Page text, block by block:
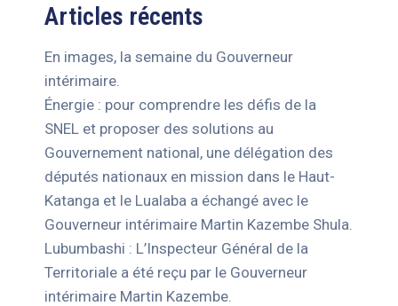
Articles récents
En images, la semaine du Gouverneur
intérimaire.
Énergie : pour comprendre les défis de la
SNEL et proposer des solutions au
Gouvernement national, une délégation des
députés nationaux en mission dans le Haut-
Katanga et le Lualaba a échangé avec le
Gouverneur intérimaire Martin Kazembe Shula.
Lubumbashi : L’Inspecteur Général de la
Territoriale a été reçu par le Gouverneur
intérimaire Martin Kazembe.